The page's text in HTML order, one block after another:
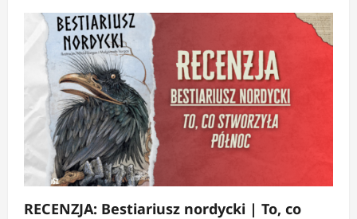
RECENZJA: Bestiariusz nordycki | To, co